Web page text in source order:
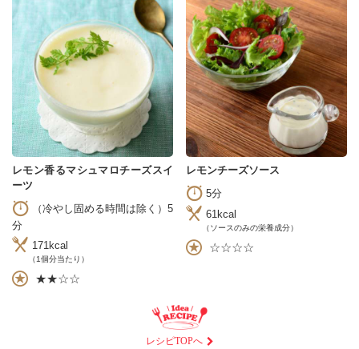
レモン香るマシュマロチーズスイ
ーツ
（冷やし固める時間は除く）5
分
171kcal
（1個分当たり）
★★☆☆
レモンチーズソース
5分
61kcal
（ソースのみの栄養成分）
☆☆☆☆
レシピTOPへ